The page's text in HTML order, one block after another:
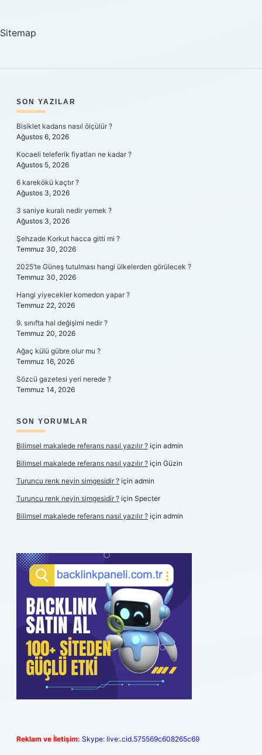
Sitemap
SIDEBAR
SON YAZILAR
Bisiklet kadans nasıl ölçülür ?
Ağustos 6, 2026
Kocaeli teleferik fiyatları ne kadar ?
Ağustos 5, 2026
6 karekökü kaçtır ?
Ağustos 3, 2026
3 saniye kuralı nedir yemek ?
Ağustos 3, 2026
Şehzade Korkut hacca gitti mi ?
Temmuz 30, 2026
2025’te Güneş tutulması hangi ülkelerden görülecek ?
Temmuz 30, 2026
Hangi yiyecekler komedon yapar ?
Temmuz 22, 2026
9. sınıfta hal değişimi nedir ?
Temmuz 20, 2026
Ağaç külü gübre olur mu ?
Temmuz 16, 2026
Sözcü gazetesi yeri nerede ?
Temmuz 14, 2026
SON YORUMLAR
Bilimsel makalede referans nasıl yazılır ? için admin
Bilimsel makalede referans nasıl yazılır ? için Güzin
Turuncu renk neyin simgesidir ? için admin
Turuncu renk neyin simgesidir ? için Specter
Bilimsel makalede referans nasıl yazılır ? için admin
Reklam ve İletişim: Skype: live:.cid.575569c608265c69